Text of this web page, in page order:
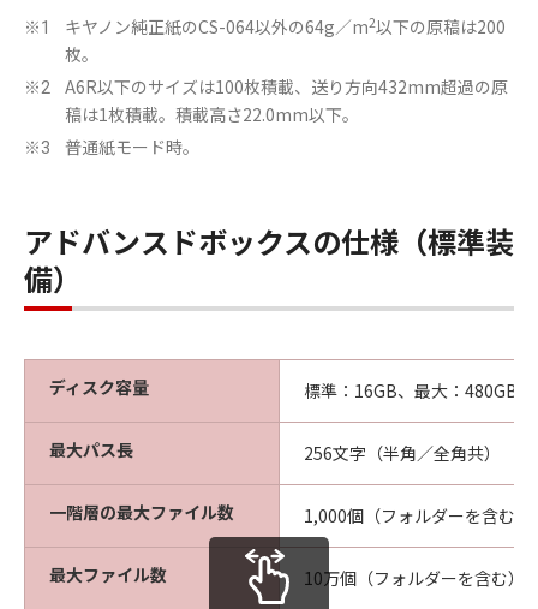
※1 キヤノン純正紙のCS-064以外の64g／m2以下の原稿は200
枚。
※2
A6R以下のサイズは100枚積載、送り方向432mm超過の原
稿は1枚積載。積載高さ22.0mm以下。
※3 普通紙モード時。
アドバンスドボックスの仕様（標準装
備）
ディスク容量 標準：16GB、最大：480GB
最大パス長 256文字（半角／全角共）
一階層の最大ファイル数 1,000個（フォルダーを含む）
最大ファイル数 10万個（フォルダーを含む）